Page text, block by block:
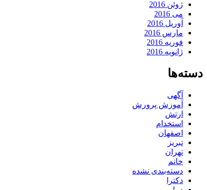
ژوئن 2016
می 2016
آوریل 2016
مارس 2016
فوریه 2016
ژانویه 2016
دسته‌ها
آگهی
آموزش پرورش
ارتش
استخدام
اصفهان
تبریز
تهران
خانم
دسته‌بندی نشده
دکترا